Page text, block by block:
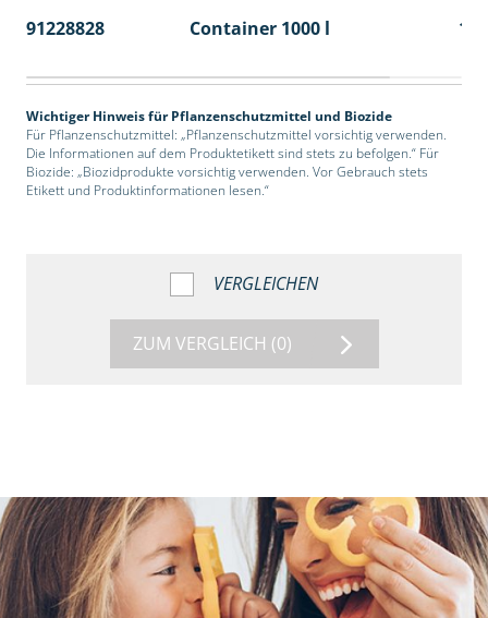
91228828
Container 1000 l 1
Wichtiger Hinweis für Pflanzenschutzmittel und Biozide
Für Pflanzenschutzmittel: „Pflanzenschutzmittel vorsichtig verwenden.
Die Informationen auf dem Produktetikett sind stets zu befolgen.“ Für
Biozide: „Biozidprodukte vorsichtig verwenden. Vor Gebrauch stets
Etikett und Produktinformationen lesen.“
VERGLEICHEN
ZUM VERGLEICH (0)